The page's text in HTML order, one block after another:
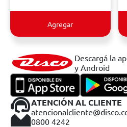
Agregar
Descargá la
y Android
ATENCIÓN AL CLIENTE
0800 4242